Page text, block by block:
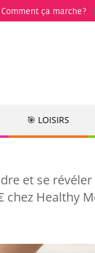
Comment ça marche?
🎯 LOISIRS
et se
chez Healthy